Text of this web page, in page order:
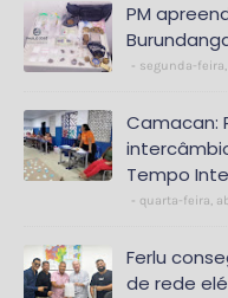
PM
segunda-
Camacan:
Tempo
quarta-feira,
Ferlu
de rede